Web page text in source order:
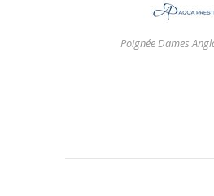
Poignée Dames